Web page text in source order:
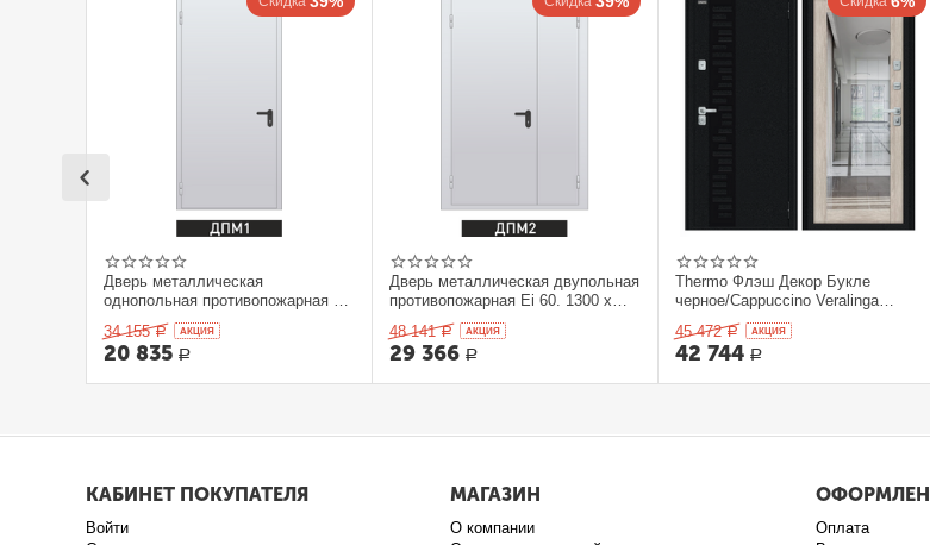
Дверь металлическая
однопольная противопожарная Ei
60. 900 x 2100 выс.
34 155 Р AКЦИЯ
20 835 Р
Дверь металлическая двупольная
противопожарная Ei 60. 1300 x
2100 выс.
48 141 Р AКЦИЯ
29 366 Р
Thermo Флэш Декор Букле
черное/Cappuccino Veralinga
205*86 левое
45 472 Р AКЦИЯ
42 744 Р
КАБИНЕТ ПОКУПАТЕЛЯ
Войти
МАГАЗИН
О компании
Оплата